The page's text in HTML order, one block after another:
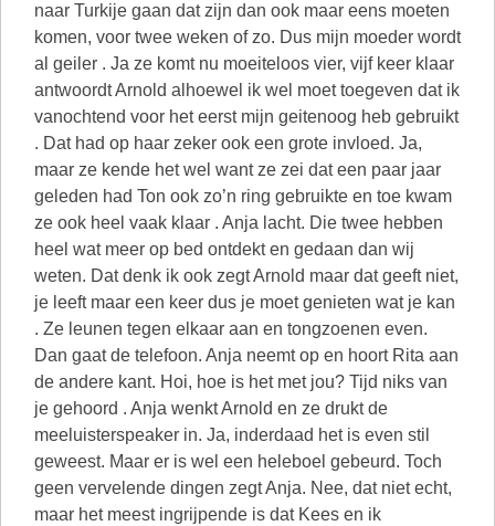
naar Turkije gaan dat zijn dan ook maar eens moeten
komen, voor twee weken of zo. Dus mijn moeder wordt
al geiler . Ja ze komt nu moeiteloos vier, vijf keer klaar
antwoordt Arnold alhoewel ik wel moet toegeven dat ik
vanochtend voor het eerst mijn geitenoog heb gebruikt
. Dat had op haar zeker ook een grote invloed. Ja,
maar ze kende het wel want ze zei dat een paar jaar
geleden had Ton ook zo’n ring gebruikte en toe kwam
ze ook heel vaak klaar . Anja lacht. Die twee hebben
heel wat meer op bed ontdekt en gedaan dan wij
weten. Dat denk ik ook zegt Arnold maar dat geeft niet,
je leeft maar een keer dus je moet genieten wat je kan
. Ze leunen tegen elkaar aan en tongzoenen even.
Dan gaat de telefoon. Anja neemt op en hoort Rita aan
de andere kant. Hoi, hoe is het met jou? Tijd niks van
je gehoord . Anja wenkt Arnold en ze drukt de
meeluisterspeaker in. Ja, inderdaad het is even stil
geweest. Maar er is wel een heleboel gebeurd. Toch
geen vervelende dingen zegt Anja. Nee, dat niet echt,
maar het meest ingrijpende is dat Kees en ik